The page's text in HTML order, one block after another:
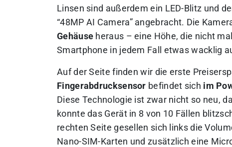
Linsen sind außerdem ein LED-Blitz und
“48MP AI Camera” angebracht. Die
Gehäuse heraus – eine Höhe, die nicht
Smartphone in jedem Fall etwas wacklig
Auf der Seite finden wir die erste
Fingerabdrucksensor befindet sich im
Diese Technologie ist zwar nicht so neu,
konnte das Gerät in 8 von 10 Fällen
rechten Seite gesellen sich links die
Nano-SIM-Karten und zusätzlich eine